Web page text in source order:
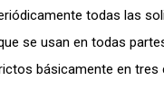
todas las
se usan en todas
básicamente en